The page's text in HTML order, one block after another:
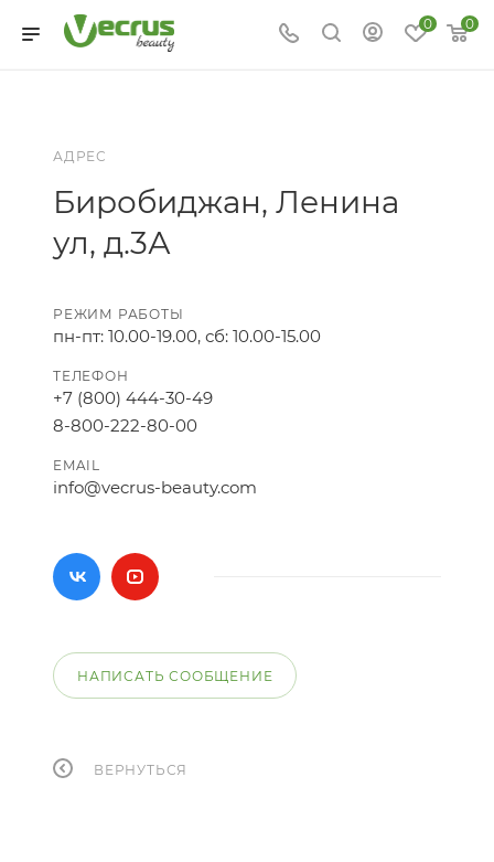
0 0
АДРЕС
Биробиджан, Ленина
ул, д.3А
РЕЖИМ РАБОТЫ
пн-пт: 10.00-19.00, сб: 10.00-15.00
ТЕЛЕФОН
+7 (800) 444-30-49
8-800-222-80-00
EMAIL
info@vecrus-beauty.com
НАПИСАТЬ СООБЩЕНИЕ
ВЕРНУТЬСЯ